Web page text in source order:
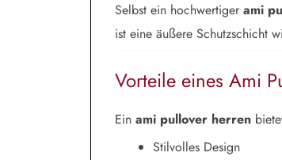
Selbst ein hochwertiger ami
ist eine äußere Schutzschicht
Vorteile eines Ami
Ein ami pullover herren
Stilvolles Design